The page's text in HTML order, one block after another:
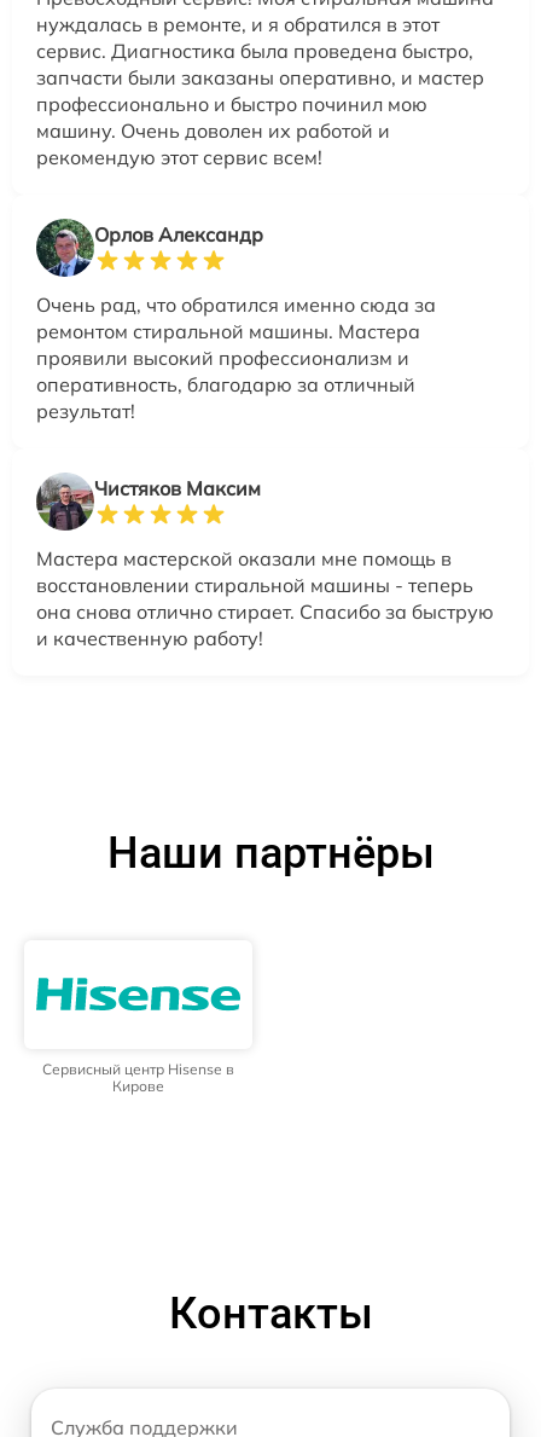
нуждалась в ремонте, и я обратился в этот
сервис. Диагностика была проведена быстро,
запчасти были заказаны оперативно, и мастер
профессионально и быстро починил мою
машину. Очень доволен их работой и
рекомендую этот сервис всем!
Орлов Александр
Очень рад, что обратился именно сюда за
ремонтом стиральной машины. Мастера
проявили высокий профессионализм и
оперативность, благодарю за отличный
результат!
Чистяков Максим
Мастера мастерской оказали мне помощь в
восстановлении стиральной машины - теперь
она снова отлично стирает. Спасибо за быструю
и качественную работу!
Наши партнёры
Сервисный центр Hisense в
Кирове
Контакты
Служба поддержки